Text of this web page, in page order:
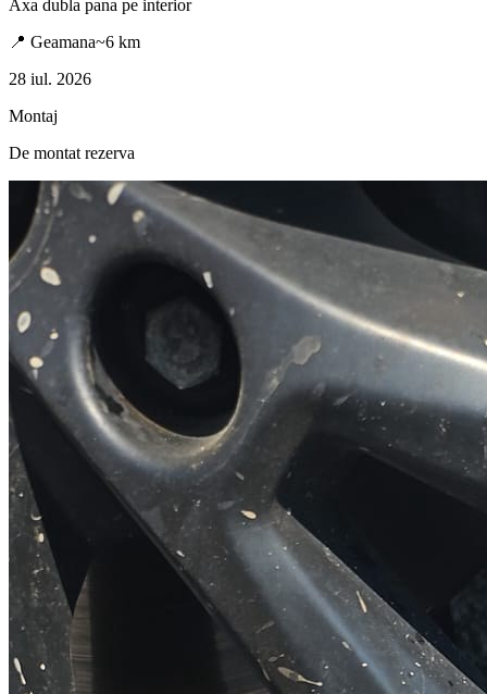
Axa dubla pana pe interior
📍 Geamana~6 km
28 iul. 2026
Montaj
De montat rezerva